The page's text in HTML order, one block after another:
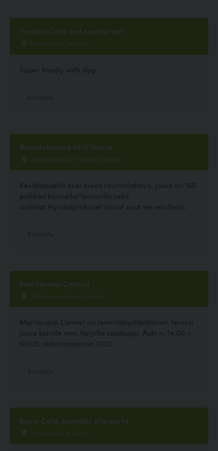
Persian Cafe and restaurant
Liisankatu 3, Helsinki
Super frindly with dog
Ravintolalaiva M/S Maria
Aallonhalkoja 2, Helsinki, Helsinki
Kesäkaudella auki oleva ravintolalaiva, jossa on 150
paikkaa kannella/terassilla sekä
sisätilat.Hyväkäytöksiset koirat ovat tervetulleita.
Meriterassi Carmel
Jätkäsaarenlaituri, Helsinki
Meriterassi Carmel on lemmikkiystävällinen terassi
jossa koirille mm. tarjolla vesikuppi. Auki n. 14:00 -
00:00, viikonloppuisin 01:30
Kaira Cafe, kahvila/ a'la carte
Katajapolku 5, Salla